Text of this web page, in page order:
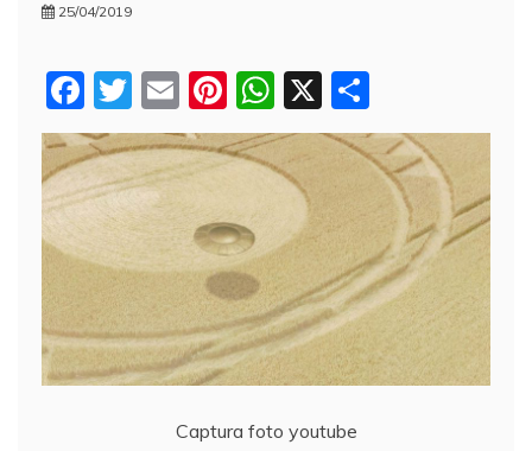
25/04/2019
F
a
c
e
b
o
o
k
T
w
itt
er
E
m
ai
l
Pi
nt
er
e
st
W
h
at
A
p
p
X
a
rt
aj
e
a
z
ă
Captura foto youtube